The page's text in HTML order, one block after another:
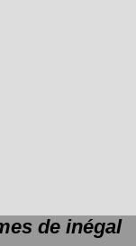
de inégal